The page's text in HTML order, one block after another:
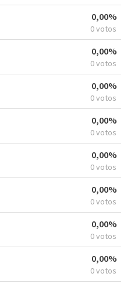
0,00%
0 votos
0,00%
0 votos
0,00%
0 votos
0,00%
0 votos
0,00%
0 votos
0,00%
0 votos
0,00%
0 votos
0,00%
0 votos